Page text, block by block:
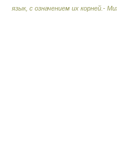
язык, с означением их корней.-